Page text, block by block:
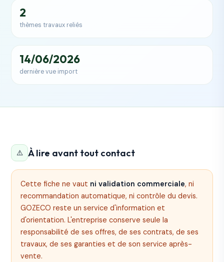
2
thèmes travaux reliés
14/06/2026
dernière vue import
⚠️ À lire avant tout contact
Cette fiche ne vaut ni validation commerciale, ni
recommandation automatique, ni contrôle du devis.
GOZECO reste un service d'information et
d'orientation. L'entreprise conserve seule la
responsabilité de ses offres, de ses contrats, de ses
travaux, de ses garanties et de son service après-
vente.